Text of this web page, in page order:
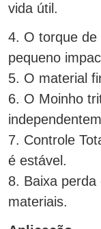
vida útil.
4. O torque de
pequeno
5. O material
6. O Moinho
7. Controle
é estável.
8. Baixa
materiais.